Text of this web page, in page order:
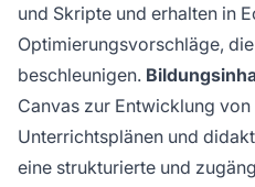
und Skripte und erhalten in
Optimierungsvorschläge,
beschleunigen.
Canvas zur Entwicklung von
Unterrichtsplänen und
eine strukturierte und